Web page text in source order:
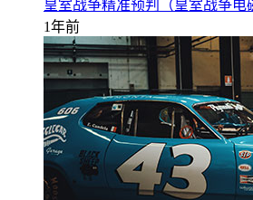
皇室战争精准预判（皇室战争电
1年前